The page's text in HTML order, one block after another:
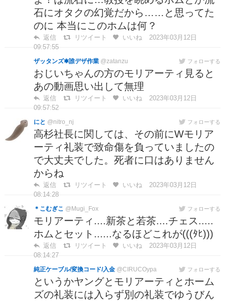
石にオタクの幻覚だから……と思ってた
のに 本当にこのホムは何？
返信 リツイート いいね
2023年03月12日
09:57:55
ザッタンズ✱誰デザ作業 @zatanzu フォローする
おじいちゃんの方のモリアーティ見ると
あの動画思い出して無理
返信 リツイート いいね
2023年03月12日
09:57:52
にと @nitro_nj フォローする
高杉社長に関しては、その前にWモリア
ーティ礼装で致命傷を負っていましたの
で大丈夫でした。死者に口はありません
からね
返信 リツイート いいね
2023年03月12日
08:14:28
＊こむぎこ @Mugi_Fox フォローする
モリアーティ....新茶と若茶....チェス.....
ホムとセット......なるほどこれが(((ﾀﾋ)))
返信 リツイート いいね
2023年03月12日
08:14:27
純正ケーブル/変換コード/入金 @CIRUCOypa フォローする
というかヤングとモリアーティとホーム
ズの礼装には入らず別の礼装でゆうびん